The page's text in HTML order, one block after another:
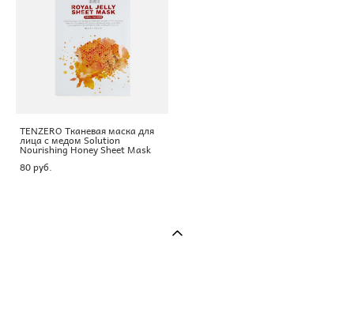
TENZERO Тканевая маска для
лица с медом Solution
Nourishing Honey Sheet Mask
80 pуб.